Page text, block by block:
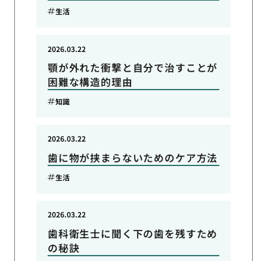
生活
顎が外れた衝撃と自分で治すことが
困難な構造的理由
2026.03.22
知識
歯に物が挟まらないためのケア方法
2026.03.22
生活
歯科衛生士に聞く下の歯を残すため
の秘訣
2026.03.22